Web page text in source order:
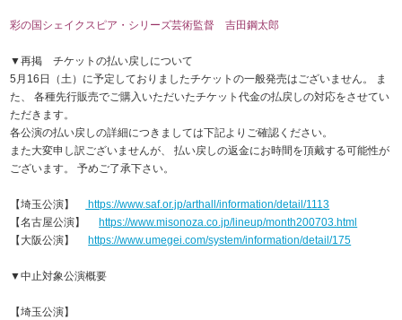
彩の国シェイクスピア・シリーズ芸術監督 吉田鋼太郎
▼再掲 チケットの払い戻しについて
5月16日（土）に予定しておりましたチケットの一般発売はございません。 ま
た、 各種先行販売でご購入いただいたチケット代金の払戻しの対応をさせてい
ただきます。
各公演の払い戻しの詳細につきましては下記よりご確認ください。
また大変申し訳ございませんが、 払い戻しの返金にお時間を頂戴する可能性が
ございます。 予めご了承下さい。
【埼玉公演】
https://www.saf.or.jp/arthall/information/detail/1113
【名古屋公演】 https://www.misonoza.co.jp/lineup/month200703.html
【大阪公演】 https://www.umegei.com/system/information/detail/175
▼中止対象公演概要
【埼玉公演】